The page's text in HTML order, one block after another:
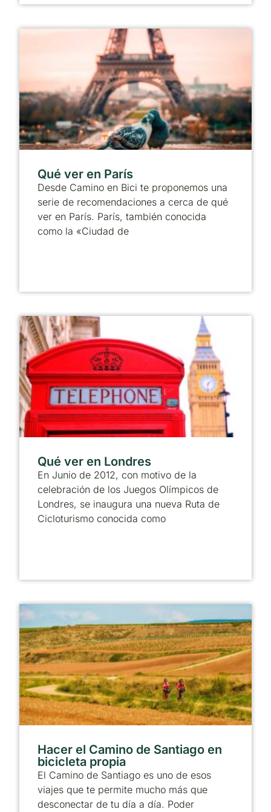
Qué ver en París
Desde Camino en Bici te proponemos una
serie de recomendaciones a cerca de qué
ver en París. París, también conocida
como la «Ciudad de
Qué ver en Londres
En Junio de 2012, con motivo de la
celebración de los Juegos Olímpicos de
Londres, se inaugura una nueva Ruta de
Cicloturismo conocida como
Hacer el Camino de Santiago en
bicicleta propia
El Camino de Santiago es uno de esos
viajes que te permite mucho más que
desconectar de tu día a día. Poder